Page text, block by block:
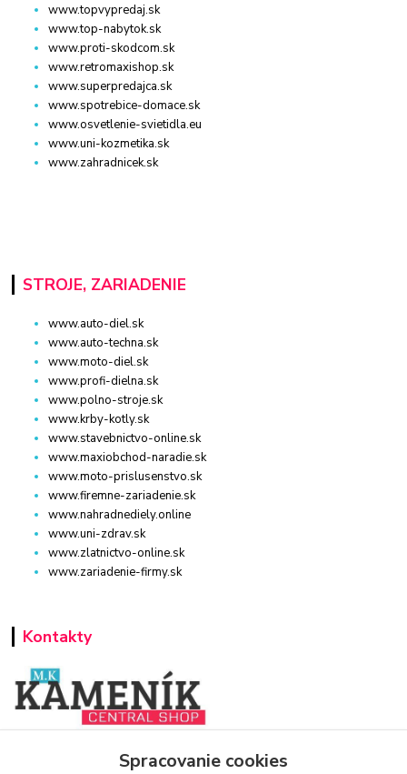
www.topvypredaj.sk
www.top-nabytok.sk
www.proti-skodcom.sk
www.retromaxishop.sk
www.superpredajca.sk
www.spotrebice-domace.sk
www.osvetlenie-svietidla.eu
www.uni-kozmetika.sk
www.zahradnicek.sk
STROJE, ZARIADENIE
www.auto-diel.sk
www.auto-techna.sk
www.moto-diel.sk
www.profi-dielna.sk
www.polno-stroje.sk
www.krby-kotly.sk
www.stavebnictvo-online.sk
www.maxiobchod-naradie.sk
www.moto-prislusenstvo.sk
www.firemne-zariadenie.sk
www.nahradnediely.online
www.uni-zdrav.sk
www.zlatnictvo-online.sk
www.zariadenie-firmy.sk
Kontakty
www.zariadenie-firmy.skSpracovanie cookies